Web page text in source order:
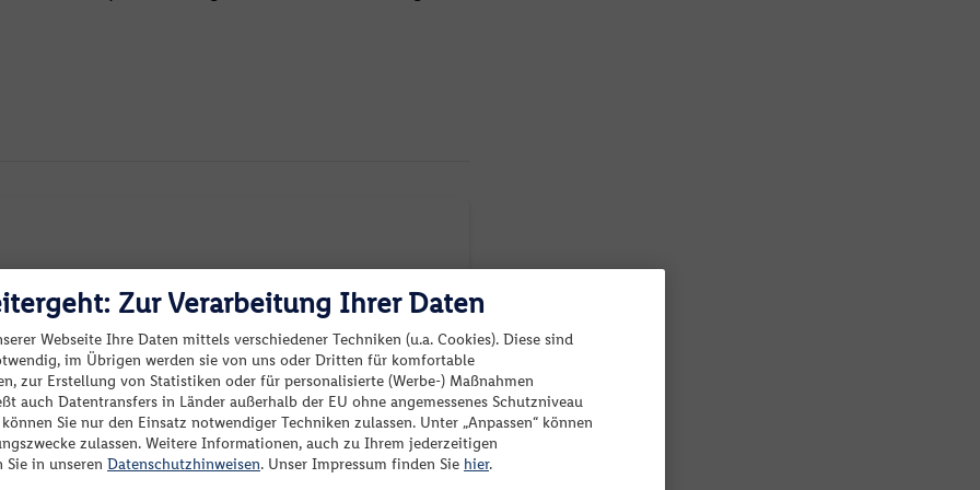
September 2026
Mo. Di. Mi. Do. Fr. Sa. So.
1
-
2
-
3
-
4
-
5
-
6
-
Zur Verarbeitung Ihrer Daten
Webseite Ihre Daten mittels verschiedener Techniken (u.a. Cookies). Diese sind
im Übrigen werden sie von uns oder Dritten für komfortable
zur Erstellung von Statistiken oder für personalisierte (Werbe-) Maßnahmen
auch Datentransfers in Länder außerhalb der EU ohne angemessenes Schutzniveau
Sie nur den Einsatz notwendiger Techniken zulassen. Unter „Anpassen“ können
zulassen. Weitere Informationen, auch zu Ihrem jederzeitigen
in unseren Datenschutzhinweisen. Unser Impressum finden Sie hier.
Keine passenden Angebote verfügbar.
sind zu Ihrer Suche keine passenden Angebote
Bitte ändern Sie Ihre Reisekriterien oder Filter.